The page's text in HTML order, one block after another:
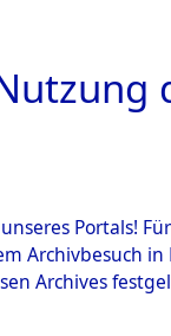
Portals!
Archivbesuch
Archives